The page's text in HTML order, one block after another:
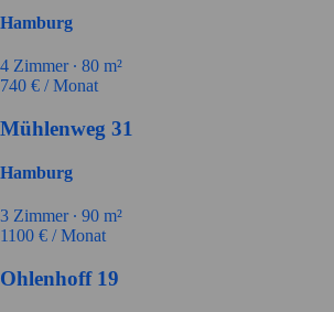
Hamburg
4 Zimmer ∙ 80 m²
740 € / Monat
Mühlenweg 31
Hamburg
3 Zimmer ∙ 90 m²
1100 € / Monat
Ohlenhoff 19